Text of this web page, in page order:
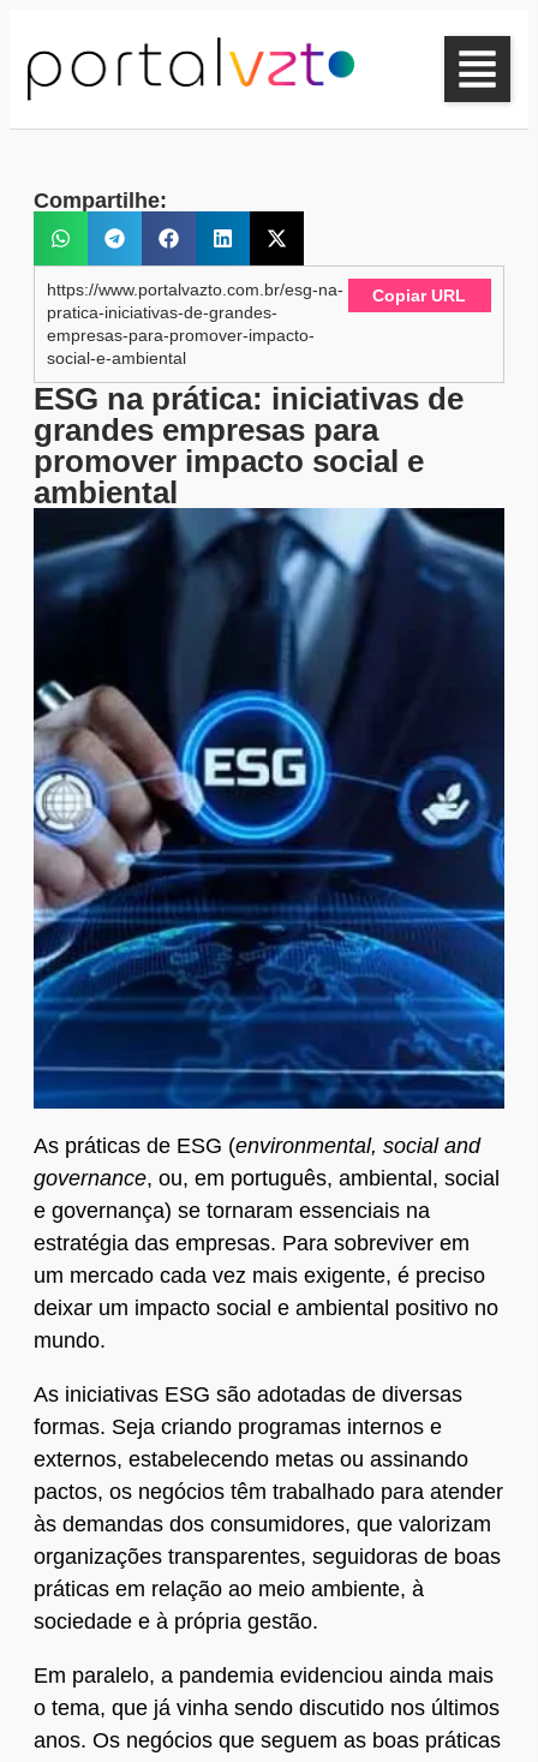
Compartilhe:
https://www.portalvazto.com.br/esg-na-
pratica-iniciativas-de-grandes-
empresas-para-promover-impacto-
social-e-ambiental
Copiar URL
ESG na prática: iniciativas de
grandes empresas para
promover impacto social e
ambiental
As práticas de ESG (environmental, social and
governance, ou, em português, ambiental, social
e governança) se tornaram essenciais na
estratégia das empresas. Para sobreviver em
um mercado cada vez mais exigente, é preciso
deixar um impacto social e ambiental positivo no
mundo.
As iniciativas ESG são adotadas de diversas
formas. Seja criando programas internos e
externos, estabelecendo metas ou assinando
pactos, os negócios têm trabalhado para atender
às demandas dos consumidores, que valorizam
organizações transparentes, seguidoras de boas
práticas em relação ao meio ambiente, à
sociedade e à própria gestão.
Em paralelo, a pandemia evidenciou ainda mais
o tema, que já vinha sendo discutido nos últimos
anos. Os negócios que seguem as boas práticas